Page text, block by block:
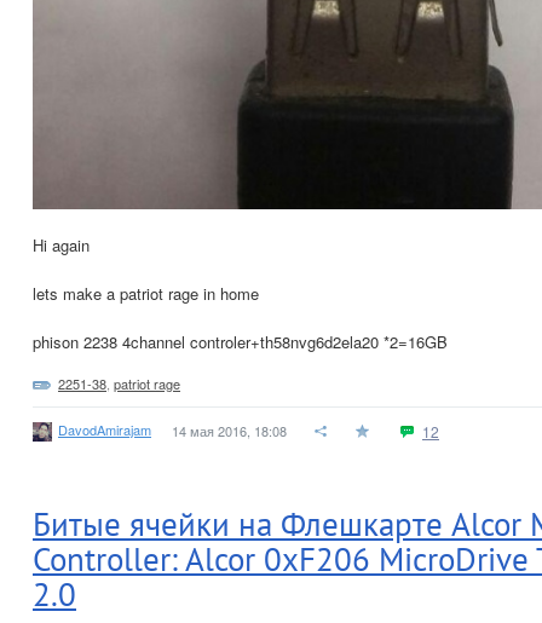
Hi again
lets make a patriot rage in home
phison 2238 4channel controler+th58nvg6d2ela20 *2=16GB
2251-38 patriot rage
DavodAmirajam 14 мая 2016, 18:08 12
Битые ячейки на Флешкарте Alcor
Controller: Alcor 0xF206 MicroDrive
2.0